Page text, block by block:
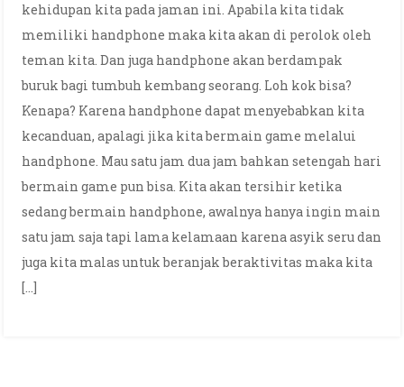
kehidupan kita pada jaman ini. Apabila kita tidak
memiliki handphone maka kita akan di perolok oleh
teman kita. Dan juga handphone akan berdampak
buruk bagi tumbuh kembang seorang. Loh kok bisa?
Kenapa? Karena handphone dapat menyebabkan kita
kecanduan, apalagi jika kita bermain game melalui
handphone. Mau satu jam dua jam bahkan setengah hari
bermain game pun bisa. Kita akan tersihir ketika
sedang bermain handphone, awalnya hanya ingin main
satu jam saja tapi lama kelamaan karena asyik seru dan
juga kita malas untuk beranjak beraktivitas maka kita
[…]